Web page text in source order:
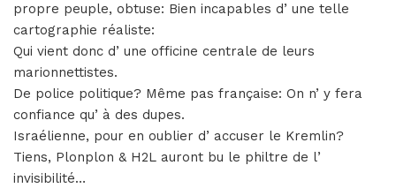
propre peuple, obtuse: Bien incapables d’ une telle
cartographie réaliste:
Qui vient donc d’ une officine centrale de leurs
marionnettistes.
De police politique? Même pas française: On n’ y fera
confiance qu’ à des dupes.
Israélienne, pour en oublier d’ accuser le Kremlin?
Tiens, Plonplon & H2L auront bu le philtre de l’
invisibilité…